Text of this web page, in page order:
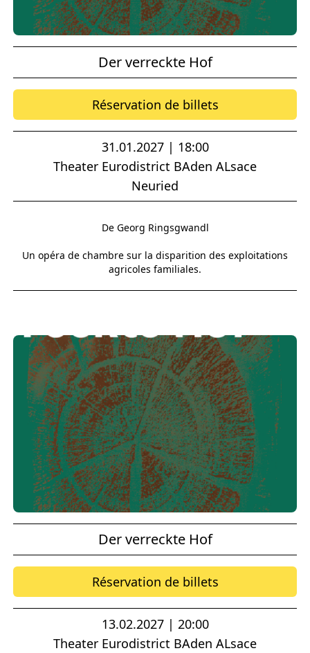
Der verreckte Hof
Réservation de billets
31.01.2027 | 18:00
Theater Eurodistrict BAden ALsace
Neuried
De Georg Ringsgwandl
Un opéra de chambre sur la disparition des exploitations
agricoles familiales.
Der verreckte Hof
Réservation de billets
13.02.2027 | 20:00
Theater Eurodistrict BAden ALsace